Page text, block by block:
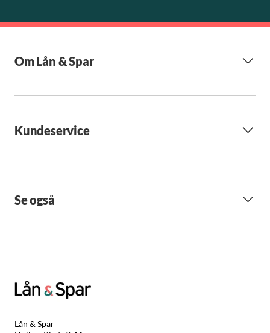
Om Lån & Spar
Kundeservice
Se også
Lån & Spar